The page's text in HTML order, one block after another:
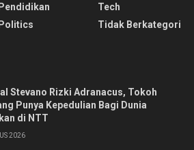
Tech
Tidak Berkategori
Stevano Rizki Adranacus, Tokoh
Punya Kepedulian Bagi Dunia
di NTT
2026